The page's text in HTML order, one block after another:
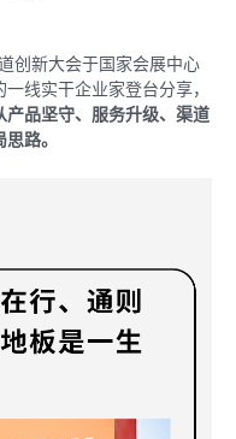
创新大会于国家会展中心
线实干企业家登台分享，
产品坚守、服务升级、渠道
路。